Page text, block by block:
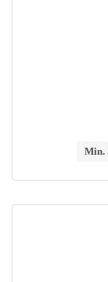
Min.